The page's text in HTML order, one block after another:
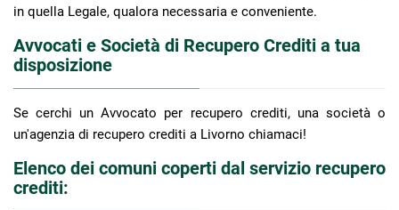
in quella Legale, qualora necessaria e conveniente.
Avvocati e Società di Recupero Crediti a tua
disposizione
Se cerchi un Avvocato per recupero crediti, una società o
un'agenzia di recupero crediti a Livorno chiamaci!
Elenco dei comuni coperti dal servizio recupero
crediti: